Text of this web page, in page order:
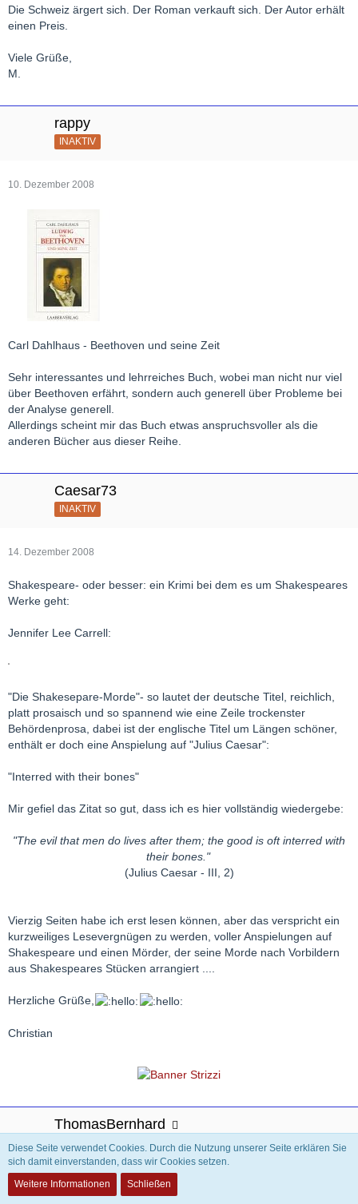
Die Schweiz ärgert sich. Der Roman verkauft sich. Der Autor erhält
einen Preis.
Viele Grüße,
M.
rappy
INAKTIV
10. Dezember 2008
Carl Dahlhaus - Beethoven und seine Zeit
Sehr interessantes und lehrreiches Buch, wobei man nicht nur viel
über Beethoven erfährt, sondern auch generell über Probleme bei
der Analyse generell.
Allerdings scheint mir das Buch etwas anspruchsvoller als die
anderen Bücher aus dieser Reihe.
Caesar73
INAKTIV
14. Dezember 2008
Shakespeare- oder besser: ein Krimi bei dem es um Shakespeares
Werke geht:
Jennifer Lee Carrell:
"Die Shakesepare-Morde"- so lautet der deutsche Titel, reichlich,
platt prosaisch und so spannend wie eine Zeile trockenster
Behördenprosa, dabei ist der englische Titel um Längen schöner,
enthält er doch eine Anspielung auf "Julius Caesar":
"Interred with their bones"
Mir gefiel das Zitat so gut, dass ich es hier vollständig wiedergebe:
"The evil that men do lives after them; the good is oft interred with
their bones."
(Julius Caesar - III, 2)
Vierzig Seiten habe ich erst lesen können, aber das verspricht ein
kurzweiliges Lesevergnügen zu werden, voller Anspielungen auf
Shakespeare und einen Mörder, der seine Morde nach Vorbildern
aus Shakespeares Stücken arrangiert ....
Herzliche Grüße,
Christian
ThomasBernhard
Tamino-Mitglied
15. Dezember 2008
Diese Seite verwendet Cookies. Durch die Nutzung unserer Seite erklären Sie
sich damit einverstanden, dass wir Cookies setzen.
Weitere Informationen
Schließen